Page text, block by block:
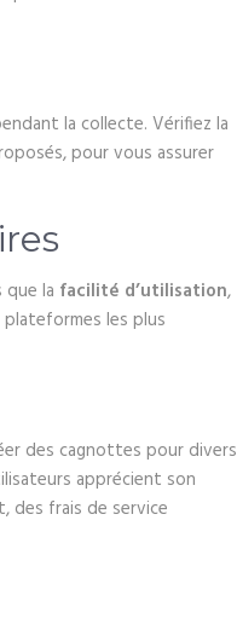
la collecte. Vérifiez la
pour vous assurer
la facilité d’utilisation,
les plus
des cagnottes pour divers
apprécient son
des frais de service